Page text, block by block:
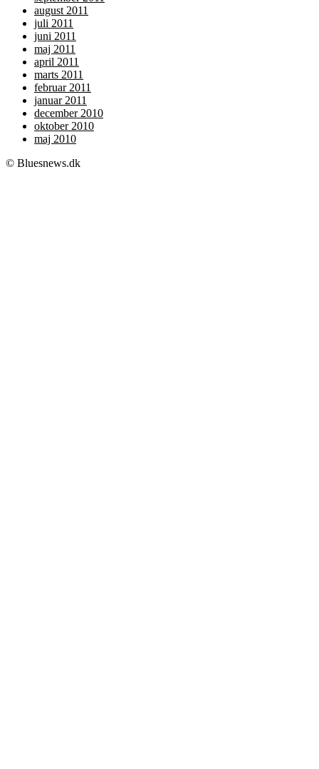
august 2011
juli 2011
juni 2011
maj 2011
april 2011
marts 2011
februar 2011
januar 2011
december 2010
oktober 2010
maj 2010
© Bluesnews.dk